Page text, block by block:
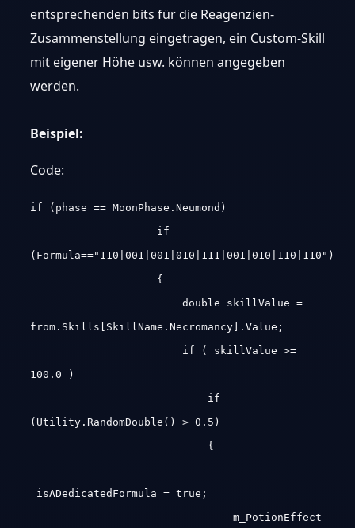
entsprechenden bits für die Reagenzien-
Zusammenstellung eingetragen, ein Custom-Skill
mit eigener Höhe usw. können angegeben
werden.
Beispiel:
Code:
if (phase == MoonPhase.Neumond)
if
(Formula=="110|001|001|010|111|001|010|110|110")
{
double skillValue =
from.Skills[SkillName.Necromancy].Value;
if ( skillValue >=
100.0 )
if
(Utility.RandomDouble() > 0.5)
{
isADedicatedFormula = true;
m_PotionEffect